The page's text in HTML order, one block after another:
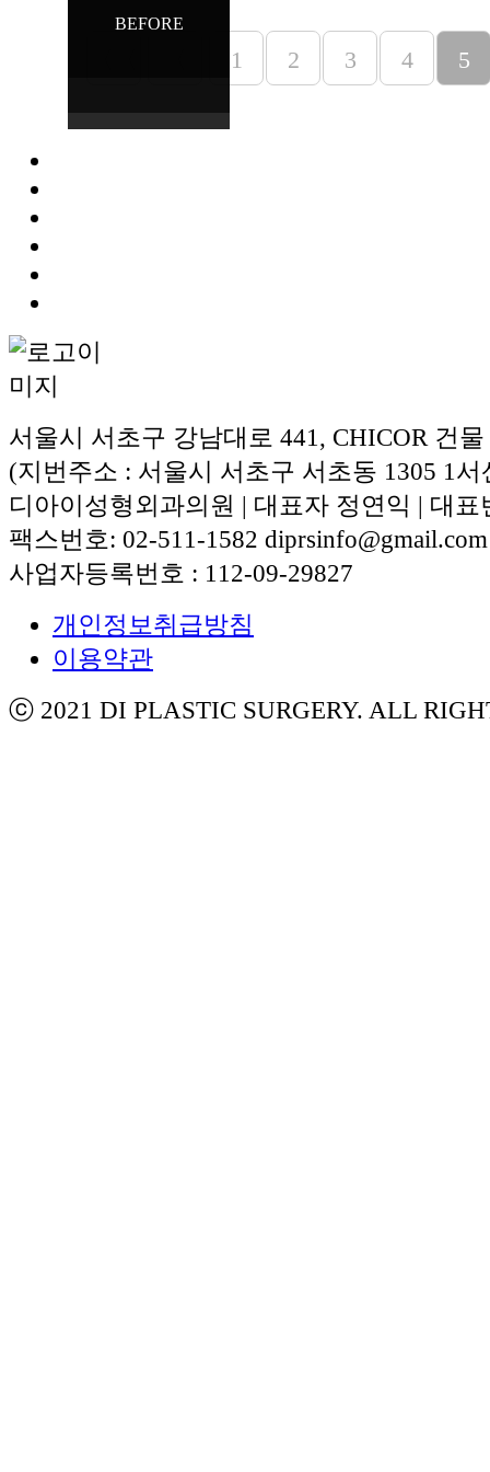
BEFORE
1 2 3 4 5
서울시 서초구 강남대로 441, CHICOR 건물
(지번주소 : 서울시 서초구 서초동 1305 1서
디아이성형외과의원 | 대표자 정연익 | 대표
팩스번호: 02-511-1582 diprsinfo@gmail.com
사업자등록번호 : 112-09-29827
개인정보취급방침
이용약관
ⓒ 2021 DI PLASTIC SURGERY. ALL